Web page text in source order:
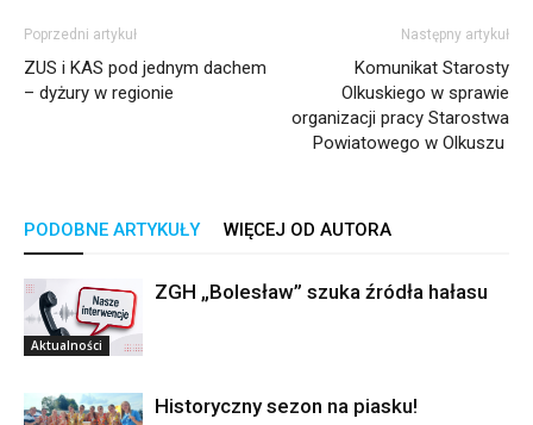
Poprzedni artykuł
ZUS i KAS pod jednym dachem
– dyżury w regionie
Następny artykuł
Komunikat Starosty
Olkuskiego w sprawie
organizacji pracy Starostwa
Powiatowego w Olkuszu
PODOBNE ARTYKUŁY WIĘCEJ OD AUTORA
Aktualności
ZGH „Bolesław” szuka źródła hałasu
Historyczny sezon na piasku!